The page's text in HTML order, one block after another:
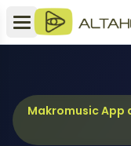
Makromusic App